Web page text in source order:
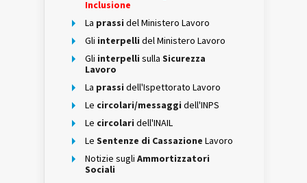
Inclusione
La prassi del Ministero Lavoro
Gli interpelli del Ministero Lavoro
Gli interpelli sulla Sicurezza
Lavoro
La prassi dell'Ispettorato Lavoro
Le circolari/messaggi dell'INPS
Le circolari dell'INAIL
Le Sentenze di Cassazione Lavoro
Notizie sugli Ammortizzatori
Sociali